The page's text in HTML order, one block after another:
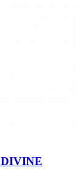
DIVINE